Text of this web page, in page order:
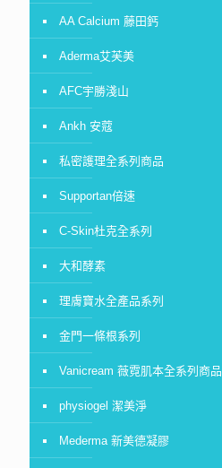
AA Calcium 藤田鈣
Aderma艾芙美
AFC宇勝淺山
Ankh 安蔻
私密護理全系列商品
Supportan倍速
C-Skin杜克全系列
大和酵素
理膚寶水全產品系列
金門一條根系列
Vanicream 薇霓肌本全系列商品
physiogel 潔美淨
Mederma 新美德凝膠